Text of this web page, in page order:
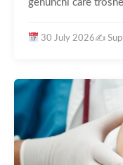
genunchi care
30 July 2026✍️